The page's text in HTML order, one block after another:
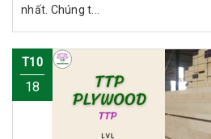
nhất. Chúng t...
T10
18